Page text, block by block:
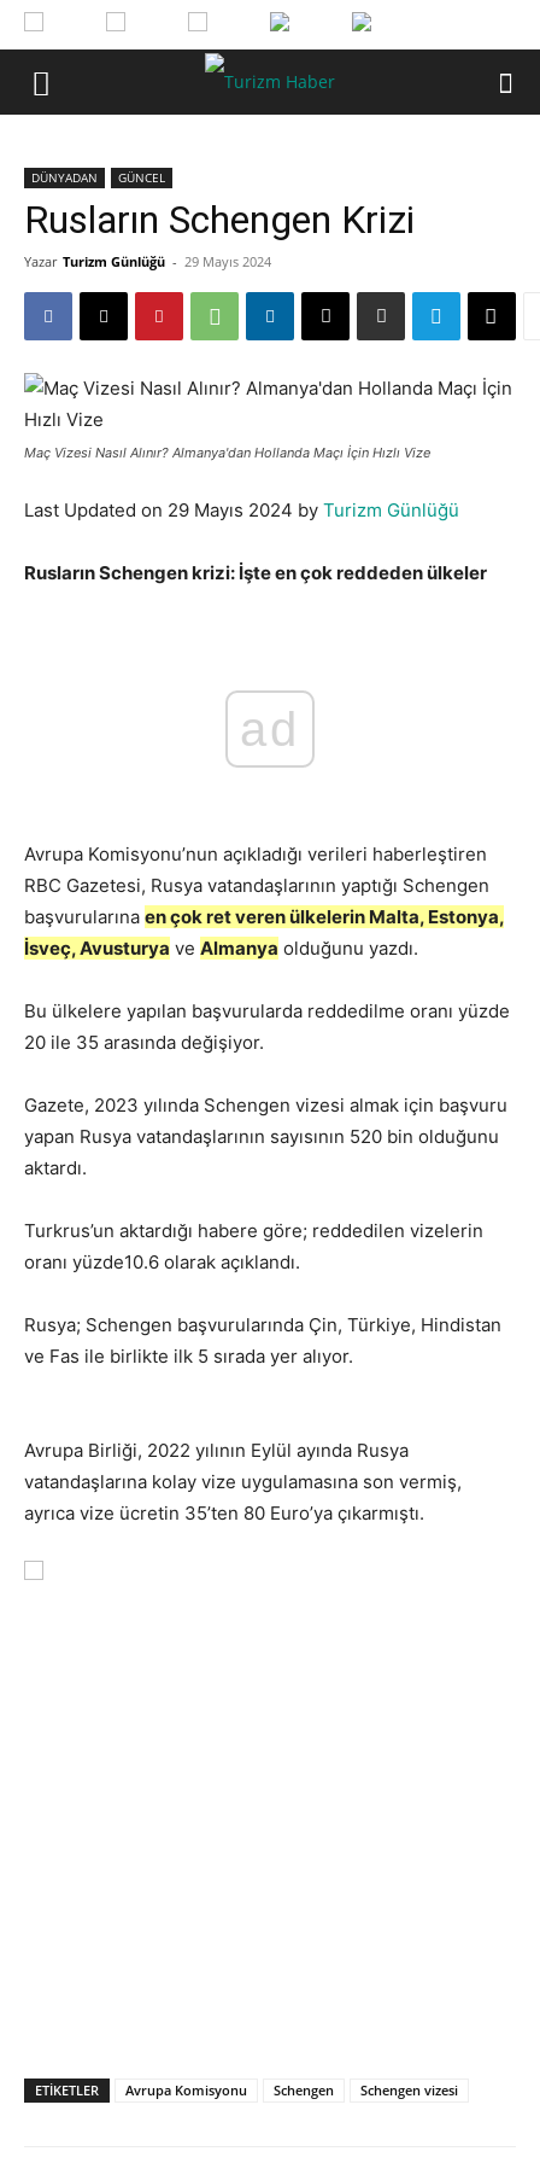
DÜNYADAN GÜNCEL
Rusların Schengen Krizi
Yazar Turizm Günlüğü - 29 Mayıs 2024
Maç Vizesi Nasıl Alınır? Almanya'dan Hollanda Maçı İçin Hızlı Vize
Last Updated on 29 Mayıs 2024 by Turizm Günlüğü
Rusların Schengen krizi: İşte en çok reddeden ülkeler
ad
Avrupa Komisyonu’nun açıkladığı verileri haberleştiren
RBC Gazetesi, Rusya vatandaşlarının yaptığı Schengen
başvurularına en çok ret veren ülkelerin Malta, Estonya,
İsveç, Avusturya ve Almanya olduğunu yazdı.
Bu ülkelere yapılan başvurularda reddedilme oranı yüzde
20 ile 35 arasında değişiyor.
Gazete, 2023 yılında Schengen vizesi almak için başvuru
yapan Rusya vatandaşlarının sayısının 520 bin olduğunu
aktardı.
Turkrus’un aktardığı habere göre; reddedilen vizelerin
oranı yüzde10.6 olarak açıklandı.
Rusya; Schengen başvurularında Çin, Türkiye, Hindistan
ve Fas ile birlikte ilk 5 sırada yer alıyor.
Avrupa Birliği, 2022 yılının Eylül ayında Rusya
vatandaşlarına kolay vize uygulamasına son vermiş,
ayrıca vize ücretin 35’ten 80 Euro’ya çıkarmıştı.
ETIKETLER Avrupa Komisyonu Schengen Schengen vizesi